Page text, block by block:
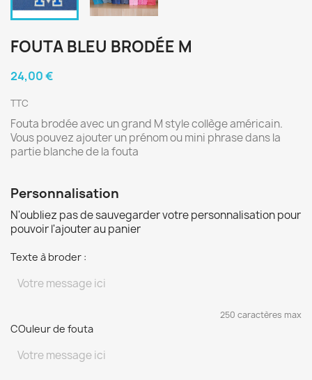
FOUTA BLEU BRODÉE M
24,00 €
TTC
Fouta brodée avec un grand M style collège américain.
Vous pouvez ajouter un prénom ou mini phrase dans la
partie blanche de la fouta
Personnalisation
N'oubliez pas de sauvegarder votre personnalisation pour
pouvoir l'ajouter au panier
Texte à broder :
250 caractères max
COuleur de fouta